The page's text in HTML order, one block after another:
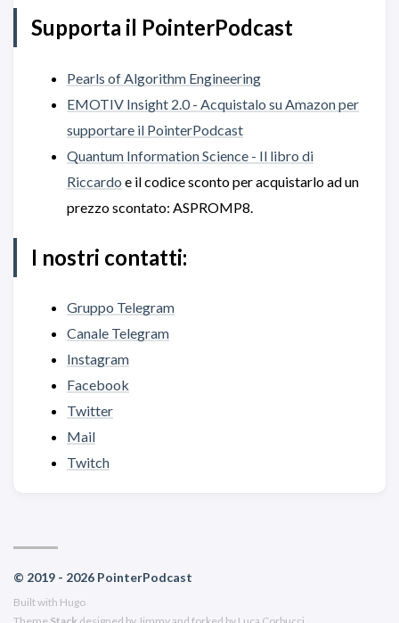
Supporta il PointerPodcast
Pearls of Algorithm Engineering
EMOTIV Insight 2.0 - Acquistalo su Amazon per
supportare il PointerPodcast
Quantum Information Science - Il libro di
Riccardo e il codice sconto per acquistarlo ad un
prezzo scontato: ASPROMP8.
I nostri contatti:
Gruppo Telegram
Canale Telegram
Instagram
Facebook
Twitter
Mail
Twitch
© 2019 - 2026 PointerPodcast
Built with Hugo